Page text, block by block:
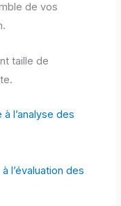
de vos
taille de
l’analyse des
l’évaluation des